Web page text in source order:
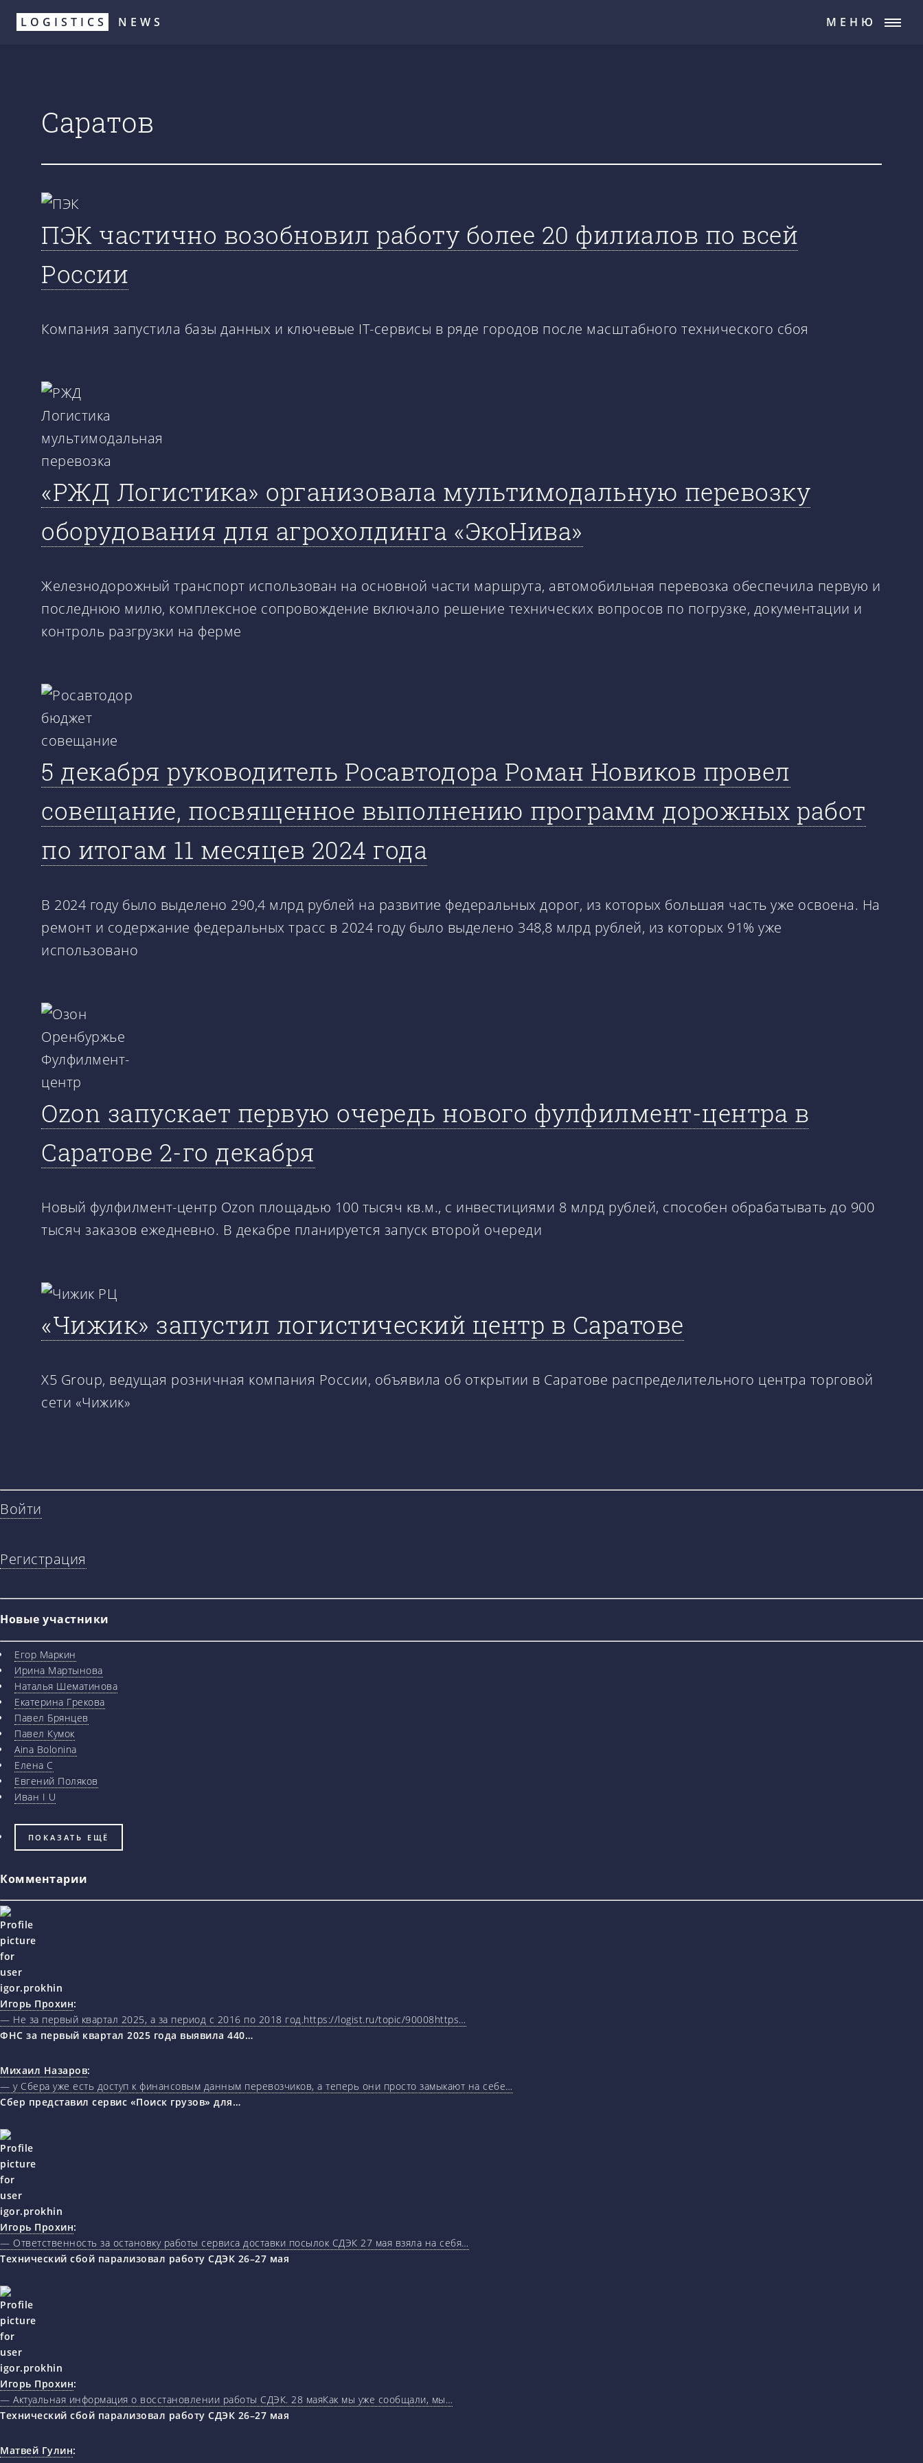
Перейти
LOGISTICS NEWS МЕНЮ
Саратов
ПЭК частично возобновил работу более 20 филиалов по всей
России
Компания запустила базы данных и ключевые IT-сервисы в ряде городов после масштабного технического сбоя
«РЖД Логистика» организовала мультимодальную перевозку
оборудования для агрохолдинга «ЭкоНива»
Железнодорожный транспорт использован на основной части маршрута, автомобильная перевозка обеспечила первую и
последнюю милю, комплексное сопровождение включало решение технических вопросов по погрузке, документации и
контроль разгрузки на ферме
5 декабря руководитель Росавтодора Роман Новиков провел
совещание, посвященное выполнению программ дорожных работ
по итогам 11 месяцев 2024 года
В 2024 году было выделено 290,4 млрд рублей на развитие федеральных дорог, из которых большая часть уже освоена. На
ремонт и содержание федеральных трасс в 2024 году было выделено 348,8 млрд рублей, из которых 91% уже
использовано
Ozon запускает первую очередь нового фулфилмент-центра в
Саратове 2-го декабря
Новый фулфилмент-центр Ozon площадью 100 тысяч кв.м., с инвестициями 8 млрд рублей, способен обрабатывать до 900
тысяч заказов ежедневно. В декабре планируется запуск второй очереди
«Чижик» запустил логистический центр в Саратове
X5 Group, ведущая розничная компания России, объявила об открытии в Саратове распределительного центра торговой
сети «Чижик»
Войти
Регистрация
Новые участники
Егор Маркин
Ирина Мартынова
Наталья Шематинова
Екатерина Грекова
Павел Брянцев
Павел Кумок
Aina Bolonina
Елена С
Евгений Поляков
Иван I U
ПОКАЗАТЬ ЕЩЁ
Комментарии
Игорь Прохин:
— Не за первый квартал 2025, а за период с 2016 по 2018 год.https://logist.ru/topic/90008https…
ФНС за первый квартал 2025 года выявила 440…
Михаил Назаров:
— у Сбера уже есть доступ к финансовым данным перевозчиков, а теперь они просто замыкают на себе…
Сбер представил сервис «Поиск грузов» для…
Игорь Прохин:
— Ответственность за остановку работы сервиса доставки посылок СДЭК 27 мая взяла на себя…
Технический сбой парализовал работу СДЭК 26–27 мая
Игорь Прохин:
— Актуальная информация о восстановлении работы СДЭК. 28 маяКак мы уже сообщали, мы…
Технический сбой парализовал работу СДЭК 26–27 мая
Матвей Гулин: